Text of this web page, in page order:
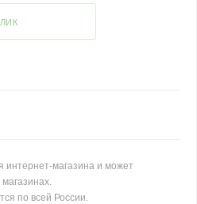
интернет-магазина и может
по всей России.